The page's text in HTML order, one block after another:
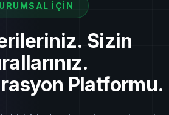
İÇIN
Sizin
Platformu.